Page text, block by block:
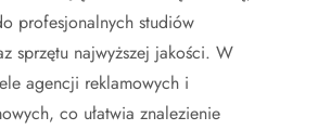
profesjonalnych studiów
sprzętu najwyższej jakości. W
agencji reklamowych i
co ułatwia znalezienie